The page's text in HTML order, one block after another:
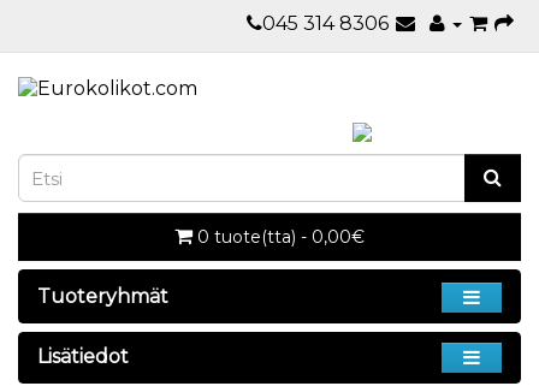
045 314 8306
0 tuote(tta) - 0,00€
Tuoteryhmät
Lisätiedot